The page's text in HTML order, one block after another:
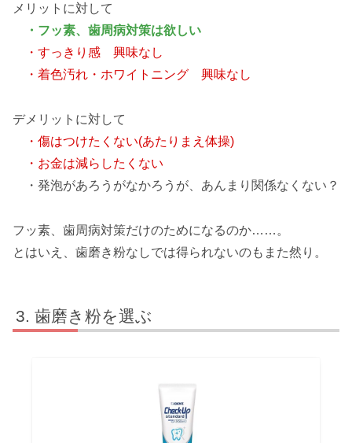
メリットに対して
・フッ素、歯周病対策は欲しい
・すっきり感 興味なし
・着色汚れ・ホワイトニング 興味なし
デメリットに対して
・傷はつけたくない(あたりまえ体操)
・お金は減らしたくない
・発泡があろうがなかろうが、あんまり関係なくない？
フッ素、歯周病対策だけのためになるのか……。
とはいえ、歯磨き粉なしでは得られないのもまた然り。
歯磨き粉を選ぶ